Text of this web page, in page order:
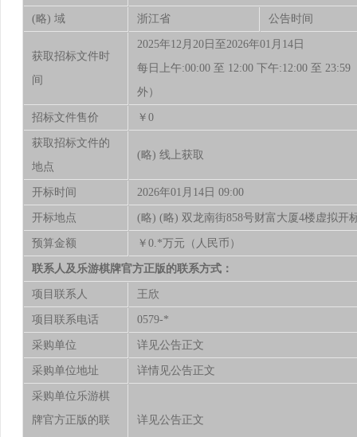
(略) 域 浙江省 公告时间
获取招标文件时
间
2025年12月20日至2026年01月14日
每日上午:00:00 至 12:00 下午:12:00 至
外）
招标文件售价 ￥0
获取招标文件的
地点
(略) 线上获取
开标时间 2026年01月14日 09:00
开标地点 (略) (略) 双龙南街858号财富大厦4楼虚拟开
预算金额 ￥0.*万元（人民币）
联系人及乐游棋牌官方正版的联系方式：
项目联系人 王欣
项目联系电话 0579-*
采购单位 详见公告正文
采购单位地址 详情见公告正文
采购单位乐游棋
牌官方正版的联
详见公告正文